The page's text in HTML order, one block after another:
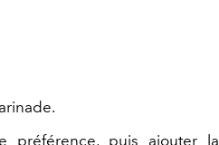
préférence, puis ajouter la